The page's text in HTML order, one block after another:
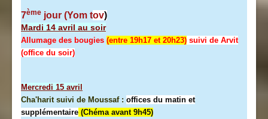
7ème jour (Yom tov)
Mardi 14 avril au soir
Allumage des bougies (entre 19h17 et 20h23) suivi de Arvit
(office du soir)
Mercredi 15 avril
Cha'harit suivi de Moussaf : offices du matin et
supplémentaire (Chéma avant 9h45)